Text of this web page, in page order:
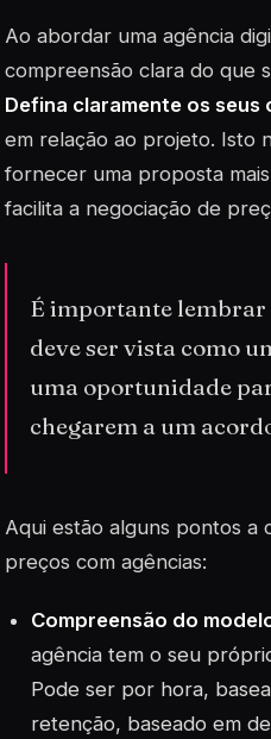
Ao abordar uma agência
compreensão clara do que
Defina claramente os seus
em relação ao projeto. Isto
fornecer uma proposta
facilita a negociação de
É importante lembrar
deve ser vista como
uma oportunidade
chegarem a um
Aqui estão alguns pontos a
preços com agências:
Compreensão do
agência tem o seu
Pode ser por hora,
retenção, baseado em